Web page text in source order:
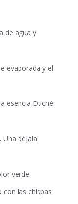
de agua y
evaporada y el
esencia Duché
Una déjala
verde.
con las chispas